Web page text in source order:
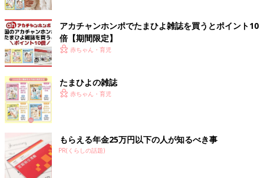
アカチャンホンポでたまひよ雑誌を買うとポイント10
倍【期間限定】
赤ちゃん・育児
たまひよの雑誌
赤ちゃん・育児
もらえる年金25万円以下の人が知るべき事
PR(くらしの話題)